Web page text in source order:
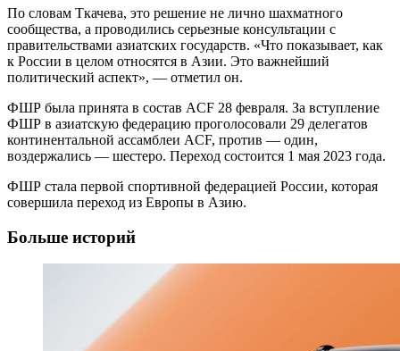
По словам Ткачева, это решение не лично шахматного
сообщества, а проводились серьезные консультации с
правительствами азиатских государств. «Что показывает, как
к России в целом относятся в Азии. Это важнейший
политический аспект», — отметил он.
ФШР была принята в состав ACF 28 февраля. За вступление
ФШР в азиатскую федерацию проголосовали 29 делегатов
континентальной ассамблеи ACF, против — один,
воздержались — шестеро. Переход состоится 1 мая 2023 года.
ФШР стала первой спортивной федерацией России, которая
совершила переход из Европы в Азию.
Больше историй